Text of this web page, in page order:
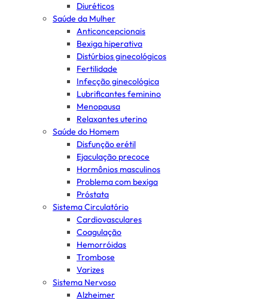
Diuréticos
Saúde da Mulher
Anticoncepcionais
Bexiga hiperativa
Distúrbios ginecológicos
Fertilidade
Infecção ginecológica
Lubrificantes feminino
Menopausa
Relaxantes uterino
Saúde do Homem
Disfunção erétil
Ejaculação precoce
Hormônios masculinos
Problema com bexiga
Próstata
Sistema Circulatório
Cardiovasculares
Coagulação
Hemorróidas
Trombose
Varizes
Sistema Nervoso
Alzheimer